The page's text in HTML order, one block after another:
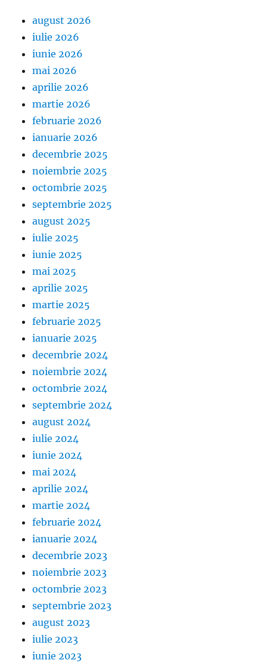
august 2026
iulie 2026
iunie 2026
mai 2026
aprilie 2026
martie 2026
februarie 2026
ianuarie 2026
decembrie 2025
noiembrie 2025
octombrie 2025
septembrie 2025
august 2025
iulie 2025
iunie 2025
mai 2025
aprilie 2025
martie 2025
februarie 2025
ianuarie 2025
decembrie 2024
noiembrie 2024
octombrie 2024
septembrie 2024
august 2024
iulie 2024
iunie 2024
mai 2024
aprilie 2024
martie 2024
februarie 2024
ianuarie 2024
decembrie 2023
noiembrie 2023
octombrie 2023
septembrie 2023
august 2023
iulie 2023
iunie 2023